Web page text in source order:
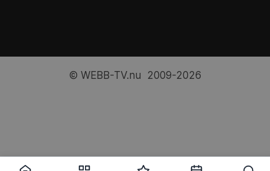
© WEBB-TV.nu 2009-2026